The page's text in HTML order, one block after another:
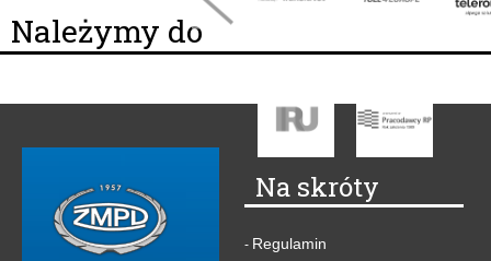
Należymy do
Na skróty
- Regulamin